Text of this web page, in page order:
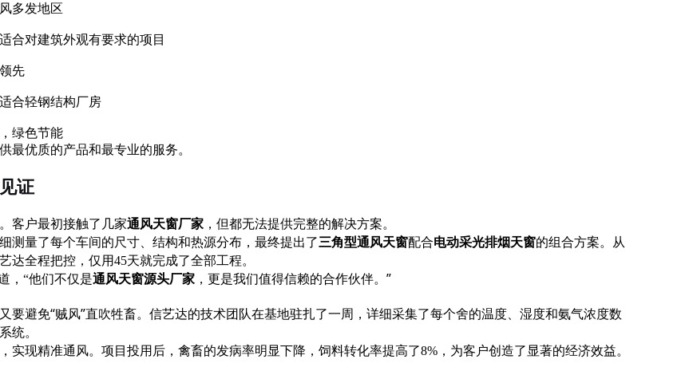
多发地区
合对建筑外观有要求的项目
先
合轻钢结构厂房
绿色节能
最优质的产品和最专业的服务。
证
客户最初接触了几家通风天窗厂家 ，但都无法提供完整的解决方案。
测量了每个车间的尺寸、结构和热源分布，最终提出了三角型通风天窗配合电动采光排烟天窗的组合方案。从
达全程把控，仅用45天就完成了全部工程。
，“他们不仅是通风天窗源头厂家 ，更是我们值得信赖的合作伙伴。 ”
要避免“贼风”直吹牲畜。信艺达的技术团队在基地驻扎了一周，详细采集了每个舍的温度、湿度和氨气浓度数
统。
实现精准通风。项目投用后，禽畜的发病率明显下降，饲料转化率提高了8%，为客户创造了显著的经济效益。